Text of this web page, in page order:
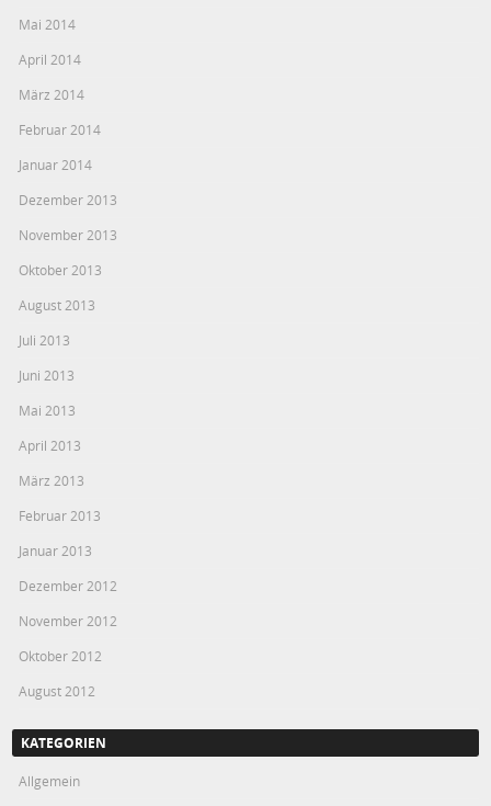
Mai 2014
April 2014
März 2014
Februar 2014
Januar 2014
Dezember 2013
November 2013
Oktober 2013
August 2013
Juli 2013
Juni 2013
Mai 2013
April 2013
März 2013
Februar 2013
Januar 2013
Dezember 2012
November 2012
Oktober 2012
August 2012
KATEGORIEN
Allgemein